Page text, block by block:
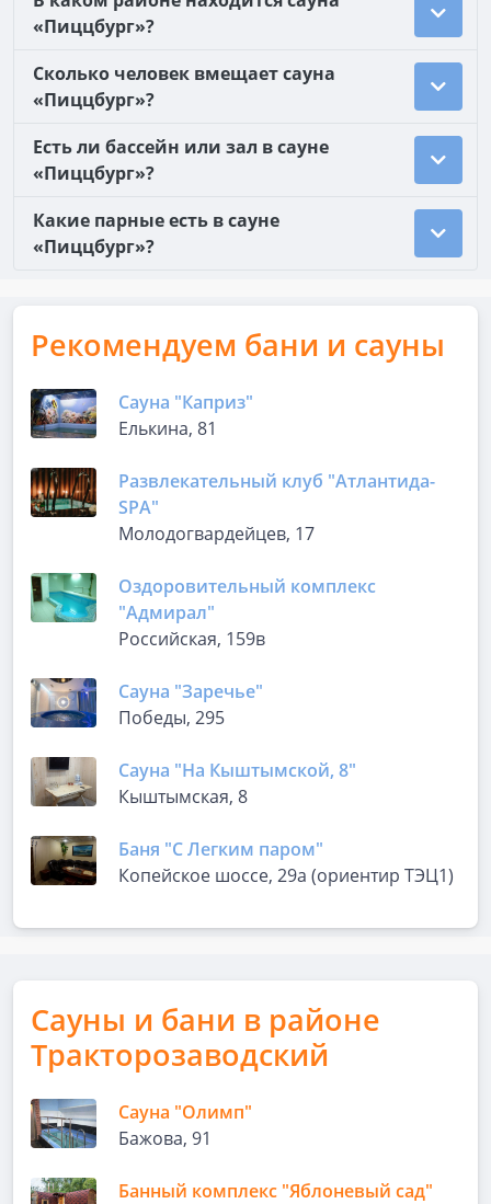
«Пиццбург»?
Сколько человек вмещает сауна
«Пиццбург»?
Есть ли бассейн или зал в сауне
«Пиццбург»?
Какие парные есть в сауне
«Пиццбург»?
Рекомендуем бани и сауны
Сауна "Каприз"
Елькина, 81
Развлекательный клуб "Атлантида-
SPA"
Молодогвардейцев, 17
Оздоровительный комплекс
"Адмирал"
Российская, 159в
Сауна "Заречье"
Победы, 295
Сауна "На Кыштымской, 8"
Кыштымская, 8
Баня "С Легким паром"
Копейское шоссе, 29а (ориентир ТЭЦ1)
Сауны и бани в районе
Тракторозаводский
Сауна "Олимп"
Бажова, 91
Банный комплекс "Яблоневый сад"